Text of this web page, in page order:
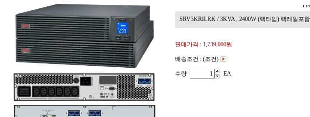
SRV3KRILRK / 3KVA , 2400W (랙타입) 랙레일포함
판매가격 : 1,739,000원
배송조건 : (조건)
수량 EA